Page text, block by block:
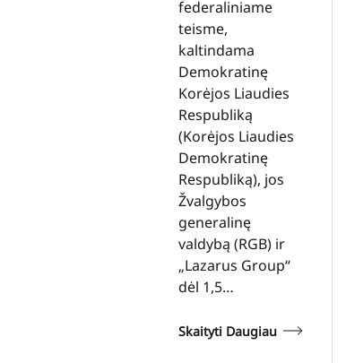
federaliniame
teisme,
kaltindama
Demokratinę
Korėjos Liaudies
Respubliką
(Korėjos Liaudies
Demokratinę
Respubliką), jos
Žvalgybos
generalinę
valdybą (RGB) ir
„Lazarus Group“
dėl 1,5…
Skaityti Daugiau